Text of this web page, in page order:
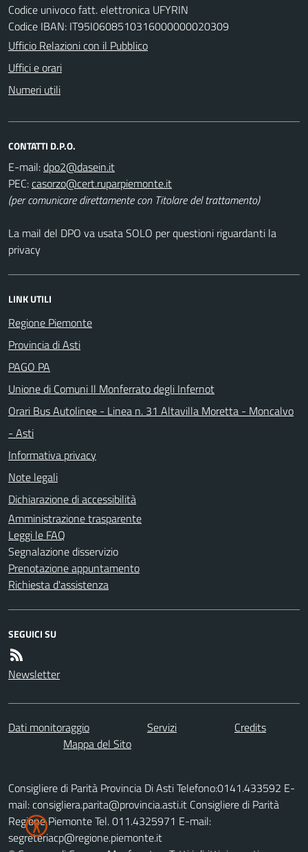
Codice univoco fatt. elettronica UFYRIN
Codice IBAN: IT95I0608510316000000020309
Ufficio Relazioni con il Pubblico
Uffici e orari
Numeri utili
CONTATTI D.P.O.
E-mail:
PEC:
(per comunicare direttamente con Titolare del trattamento)
La mail del DPO va usata SOLO per questioni riguardanti la
privacy
LINK UTILI
Regione Piemonte
Provincia di Asti
PAGO PA
Unione di Comuni Il Monferrato degli Infernot
Orari Bus Autolinee - Linea n. 31 Altavilla Moretta - Moncalvo
- Asti
Informativa privacy
Note legali
Dichiarazione di accessibilità
Amministrazione trasparente
Leggi le FAQ
Segnalazione disservizio
Prenotazione appuntamento
Richiesta d'assistenza
SEGUICI SU
Newsletter
Dati monitoraggio Servizi
Credits
Mappa del Sito
Consigliere di Parità Provincia Di Asti Telefono:0141.433592 E-
mail: consigliera.parita@provincia.asti.it Consigliere di Parità
Regione Piemonte Tel. 011.4325971 E-mail:
segreteriacp@regione.piemonte.it